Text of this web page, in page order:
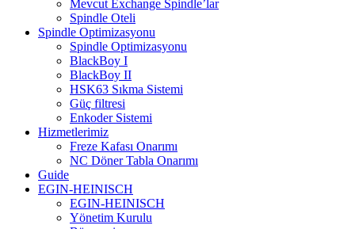
Mevcut Exchange Spindle’lar
Spindle Oteli
Spindle Optimizasyonu
Spindle Optimizasyonu
BlackBoy I
BlackBoy II
HSK63 Sıkma Sistemi
Güç filtresi
Enkoder Sistemi
Hizmetlerimiz
Freze Kafası Onarımı
NC Döner Tabla Onarımı
Guide
EGIN-HEINISCH
EGIN-HEINISCH
Yönetim Kurulu